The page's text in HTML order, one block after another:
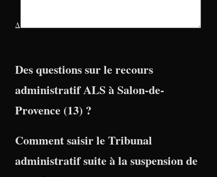
Δ
Des questions sur le recours
administratif ALS à Salon-de-
Provence (13) ?
Comment saisir le Tribunal
administratif suite à la suspension de